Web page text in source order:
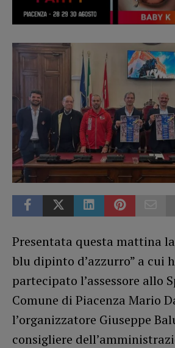
Presentata questa mattina
blu dipinto d’azzurro” a cui
partecipato l’assessore allo
Comune di Piacenza Mario
l’organizzatore Giuseppe
consigliere